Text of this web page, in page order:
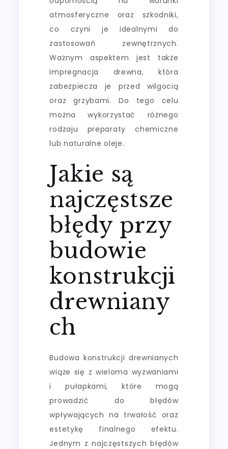
atmosferyczne oraz szkodniki,
co czyni je idealnymi do
zastosowań zewnętrznych.
Ważnym aspektem jest także
impregnacja drewna, która
zabezpiecza je przed wilgocią
oraz grzybami. Do tego celu
można wykorzystać różnego
rodzaju preparaty chemiczne
lub naturalne oleje.
Jakie są
najczęstsze
błędy przy
budowie
konstrukcji
drewniany
ch
Budowa konstrukcji drewnianych
wiąże się z wieloma wyzwaniami
i pułapkami, które mogą
prowadzić do błędów
wpływających na trwałość oraz
estetykę finalnego efektu.
Jednym z najczęstszych błędów